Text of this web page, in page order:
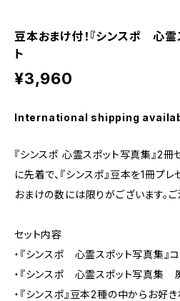
豆本おまけ付！『シンスポ 心霊
ト
¥3,960
International shipping
『シンスポ 心霊スポット写真集』2
に先着で、『シンスポ』豆本を1冊プレ
おまけの数には限りがございます。
セット内容
・『シンスポ 心霊スポット写真集
・『シンスポ 心霊スポット写真集
・『シンスポ』豆本2種の中からお好き